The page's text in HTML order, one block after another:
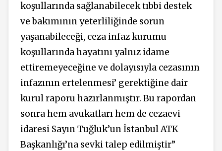
koşullarında sağlanabilecek tıbbi destek
ve bakımının yeterliliğinde sorun
yaşanabileceği, ceza infaz kurumu
koşullarında hayatını yalnız idame
ettiremeyeceğine ve dolayısıyla cezasının
infazının ertelenmesi’ gerektiğine dair
kurul raporu hazırlanmıştır. Bu rapordan
sonra hem avukatları hem de cezaevi
idaresi Sayın Tuğluk’un İstanbul ATK
Başkanlığı’na sevki talep edilmiştir”